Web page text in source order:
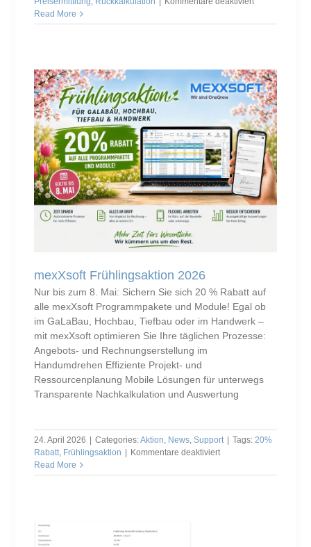
Blatt
zur
–
kostenlos
online
in
den
mexXsoft
Tools
Read More
mexXsoft Frühlingsaktion 2026
Nur bis zum 8. Mai: Sichern Sie sich 20 % Rabatt auf
alle mexXsoft Programmpakete und Module! Egal ob
im GaLaBau, Hochbau, Tiefbau oder im Handwerk –
mit mexXsoft optimieren Sie Ihre täglichen Prozesse:
Angebots- und Rechnungserstellung im
Handumdrehen Effiziente Projekt- und
Ressourcenplanung Mobile Lösungen für unterwegs
Transparente Nachkalkulation und Auswertung
24. April 2026 | Categories:Aktion News ,Support | Tags: 20%
Rabatt Frühlingsaktion | Kommentare deaktiviertfür
Frühlingsaktion
Read More